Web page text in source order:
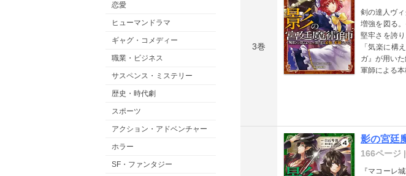
恋愛
ヒューマンドラマ
ギャグ・コメディー
職業・ビジネス
サスペンス・ミステリー
歴史・時代劇
スポーツ
アクション・アドベンチャー
ホラー
SF・ファンタジー
3巻
剣の達人ヴ
増強を図る
堅牢さを誇
「気楽に構
ガ』が用い
軍師による
影の宮廷
166ページ |
『マコーレ